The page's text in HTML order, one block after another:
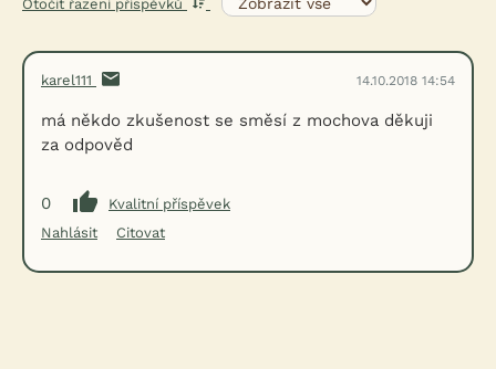
Otočit řazení příspěvků
karel111 14.10.2018 14:54
má někdo zkušenost se směsí z mochova děkuji
za odpověd
0
Kvalitní příspěvek
Nahlásit
Citovat